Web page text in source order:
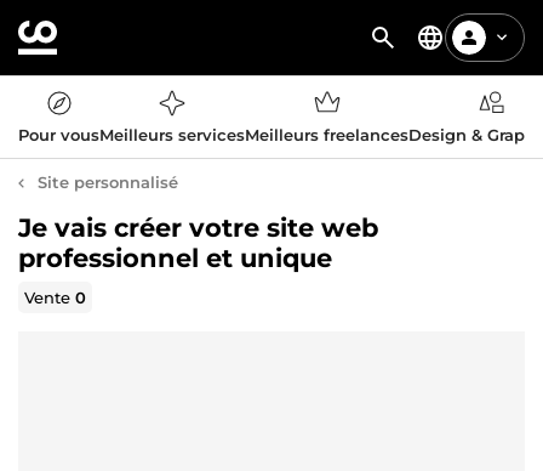
Pour vousMeilleurs servicesMeilleurs freelancesDesign &
Site personnalisé
Je vais créer votre site web
professionnel et unique
Vente0